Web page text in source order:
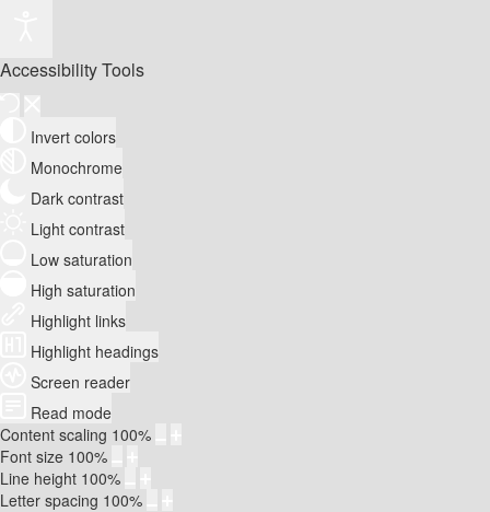
Accessibility Tools
Invert colors
Monochrome
Dark contrast
Light contrast
Low saturation
High saturation
Highlight links
Highlight headings
Screen reader
Read mode
Content scaling 100%
Font size 100%
Line height 100%
Letter spacing 100%